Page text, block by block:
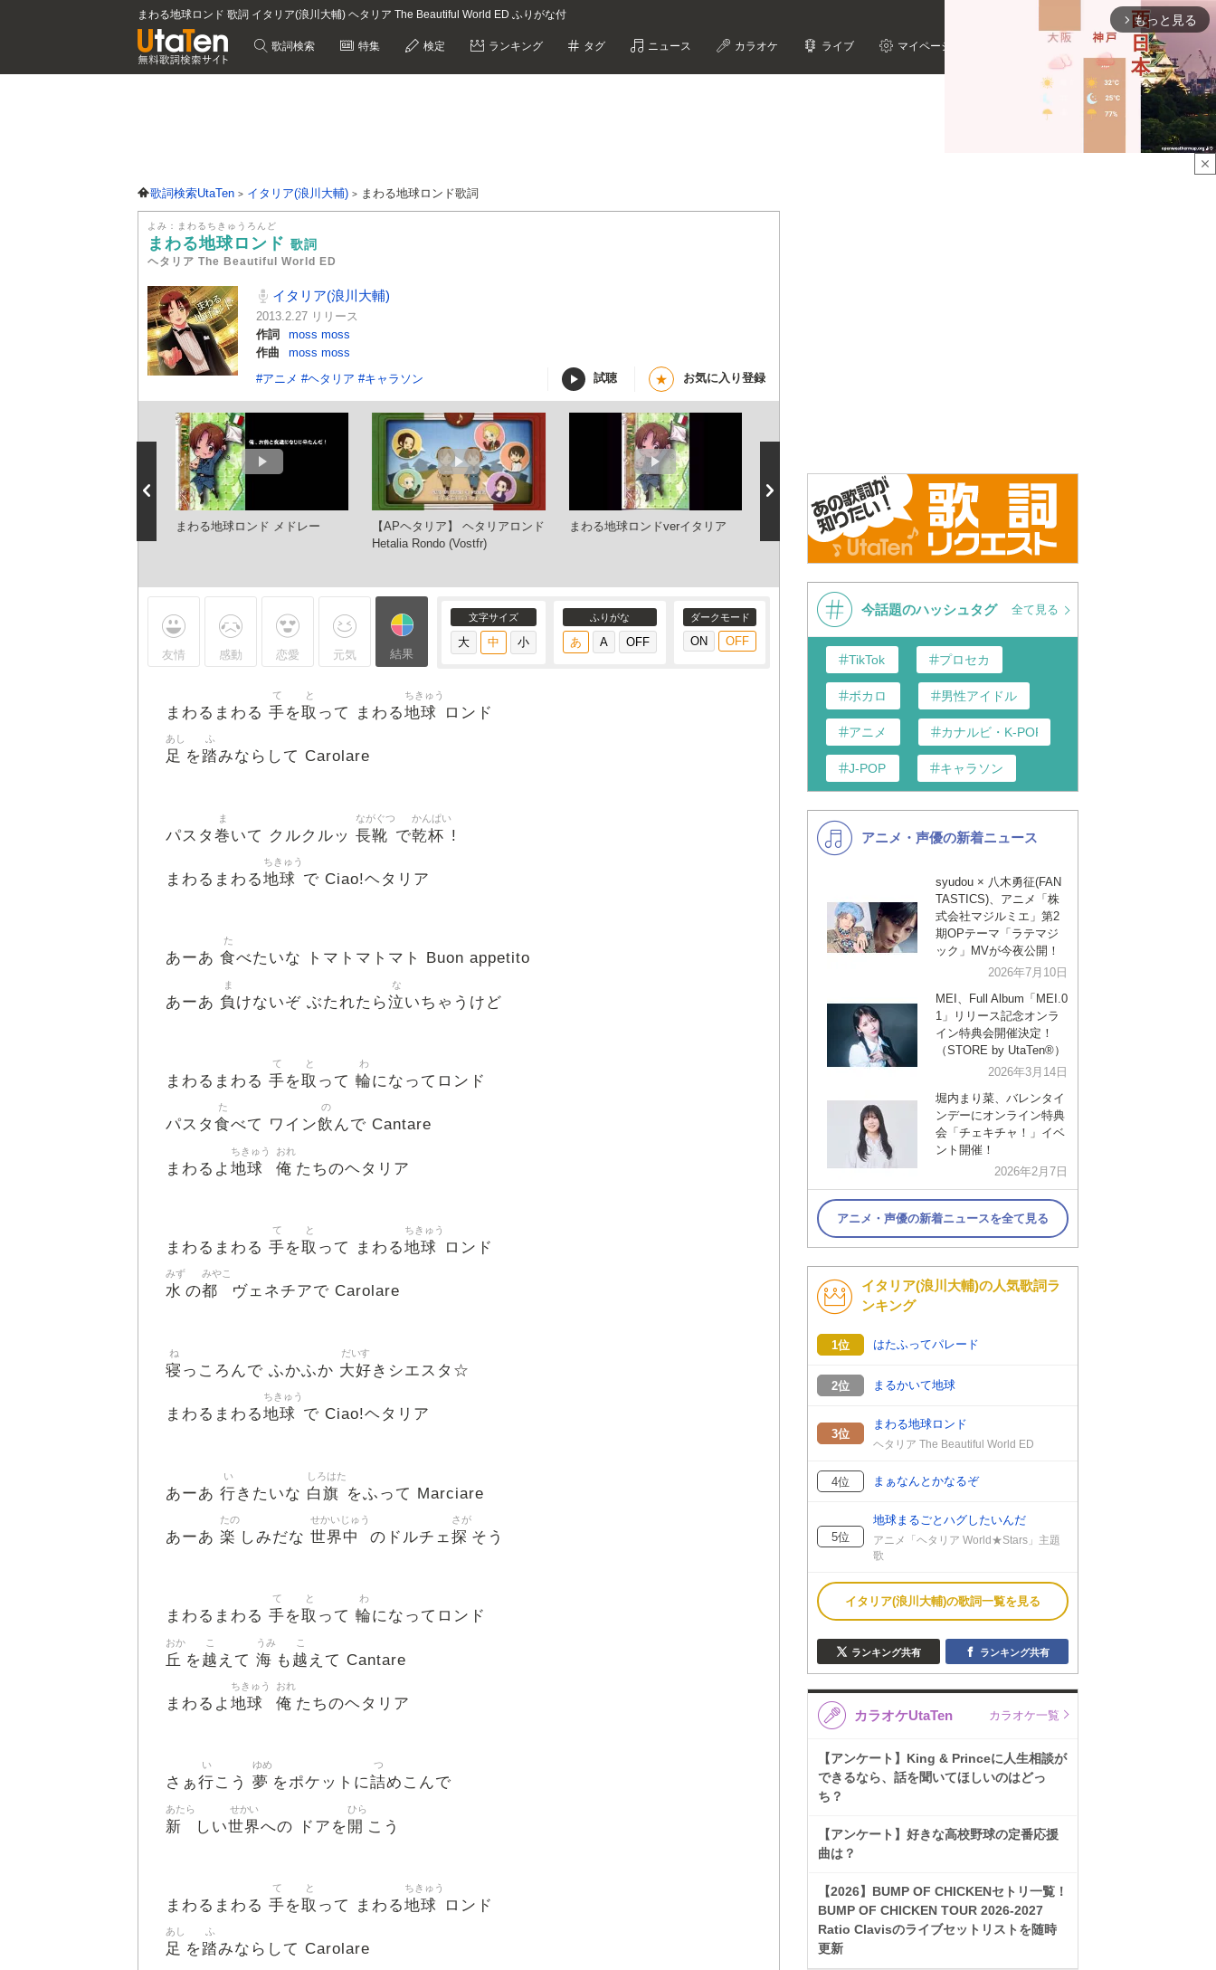
まわる地球ロンド 歌詞 イタリア(浪川大輔) ヘタリア The Beautiful World ED ふりがな付
歌詞検索 特集 検定 ランキング タグ ニュース カラオケ ライブ マイページ
歌詞検索UtaTen イタリア(浪川大輔) まわる地球ロンド歌詞
よみ：まわるちきゅうろんど
まわる地球ロンド 歌詞
ヘタリア The Beautiful World ED
イタリア(浪川大輔)
2013.2.27 リリース
作詞
moss moss
作曲
moss moss
#アニメ #ヘタリア #キャラソン 試聴 ★ お気に入り登録
」ノンクレジット
まわる地球ロンド メドレー
【APヘタリア】 ヘタリアロンド
Hetalia Rondo (Vostfr)
まわる地球ロンドverイタリア
おいしい☆トマトのうた〜ロマ
ーノ〜
アニメ「ヘタリア
World★Stars」ノンクレジット
ED
友情 感動 恋愛 元気 結果
文字サイズ ふりがな ダークモード
まわるまわる 手
て
を取
と
って まわる地球
ちきゅう
ロンド
足
あし
を踏
ふ
みならして Carolare
パスタ 巻
ま
いて クルクルッ 長靴
ながぐつ
で乾杯
かんぱい
!
まわるまわる地球
ちきゅう
で Ciao!ヘタリア
あーあ 食
た
べたいな トマトマトマト Buon appetito
あーあ 負
ま
けないぞ ぶたれたら泣
な
いちゃうけど
まわるまわる 手
て
を取
と
って 輪
わ
になってロンド
パスタ 食
た
べて ワイン飲
の
んで Cantare
まわるよ 地球
ちきゅう
俺
おれ
たちのヘタリア
まわるまわる 手
て
を取
と
って まわる地球
ちきゅう
ロンド
水
みず
の都
みやこ
ヴェネチアで Carolare
寝
ね
っころんで ふかふか 大好
だいす
きシエスタ☆
まわるまわる地球
ちきゅう
で Ciao!ヘタリア
あーあ 行
い
きたいな 白旗
しろはた
をふって Marciare
あーあ 楽
たの
しみだな 世界中
せかいじゅう
のドルチェ探
さが
そう
まわるまわる 手
て
を取
と
って 輪
わ
になってロンド
丘
おか
を越
こ
えて 海
うみ
も 越
こ
えて Cantare
まわるよ 地球
ちきゅう
俺
おれ
たちのヘタリア
さぁ行
い
こう 夢
ゆめ
をポケットに詰
つ
めこんで
新
あたら
しい世界
せかい
への ドアを 開
ひら
こう
まわるまわる 手
て
を取
と
って まわる地球
ちきゅう
ロンド
足
あし
を踏
ふ
みならして Carolare
close
arrow_forward_ios もっと見る
今話題のハッシュタグ 全て見る
TikTok プロセカ
ボカロ 男性アイドル
アニメ カナルビ・K-POP和訳
J-POP キャラソン
K-POP バンド
洋楽
VTuber ディズニー
アニメ・声優の新着ニュース
syudou × 八木勇征(FAN
TASTICS)、アニメ「株
式会社マジルミエ」第2
期OPテーマ「ラテマジ
ック」MVが今夜公開！
2026年7月10日
MEI、Full Album「MEI.0
1」リリース記念オンラ
イン特典会開催決定！
（STORE by UtaTen®︎）
2026年3月14日
堀内まり菜、バレンタイ
ンデーにオンライン特典
会「チェキチャ！」イベ
ント開催！
2026年2月7日
アニメ・声優の新着ニュースを全て見る
イタリア(浪川大輔)の人気歌詞ラ
ンキング
1位 はたふってパレード
2位 まるかいて地球
3位
まわる地球ロンド
ヘタリア The Beautiful World ED
4位 まぁなんとかなるぞ
5位
地球まるごとハグしたいんだ
アニメ「ヘタリア World★Stars」主題
歌
イタリア(浪川大輔)の歌詞一覧を見る
ランキング共有 ランキング共有
カラオケUtaTen カラオケ一覧
【アンケート】King & Princeに人生相談が
できるなら、話を聞いてほしいのはどっ
ち？
【アンケート】好きな高校野球の定番応援
曲は？
【2026】BUMP OF CHICKENセトリ一覧！
BUMP OF CHICKEN TOUR 2026-2027
Ratio Clavisのライブセットリストを随時
更新